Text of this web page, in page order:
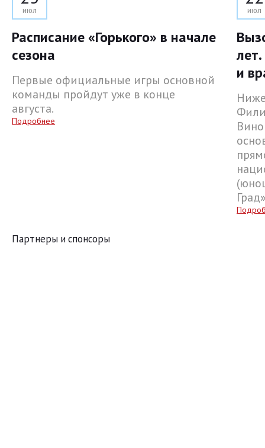
июл
Расписание «Горького» в начале
сезона
Первые официальные игры основной
команды пройдут уже в конце
августа.
Подробнее
июл
и
Партнеры и спонсоры